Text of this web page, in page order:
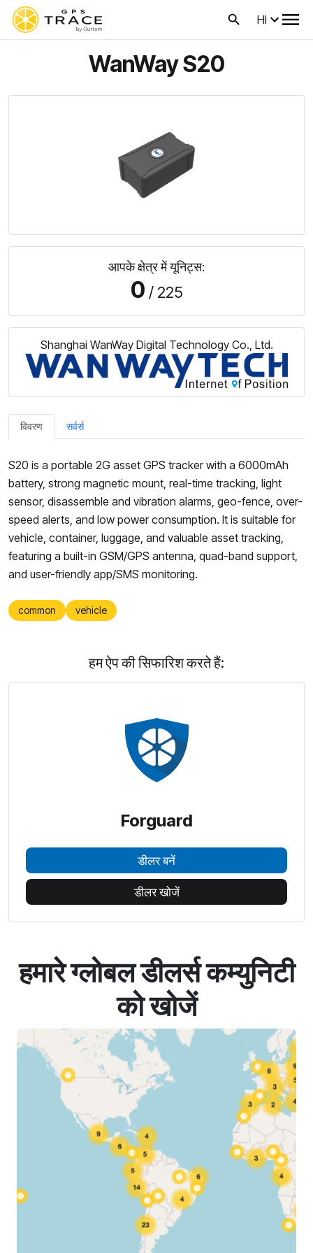
HI
WanWay S20
आपके क्षेत्र में यूनिट्स:
0 / 225
Shanghai WanWay Digital Technology Co., Ltd.
विवरण सर्वर्स
S20 is a portable 2G asset GPS tracker with a 6000mAh
battery, strong magnetic mount, real-time tracking, light
sensor, disassemble and vibration alarms, geo-fence, over-
speed alerts, and low power consumption. It is suitable for
vehicle, container, luggage, and valuable asset tracking,
featuring a built-in GSM/GPS antenna, quad-band support,
and user-friendly app/SMS monitoring.
common vehicle
हम ऐप की सिफारिश करते हैं:
Forguard
डीलर बनें
डीलर खोजें
हमारे ग्लोबल डीलर्स कम्युनिटी
को खोजें